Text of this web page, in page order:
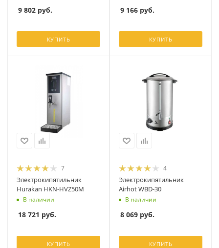
9 802 руб.
КУПИТЬ
9 166 руб.
КУПИТЬ
7
Электрокипятильник
Hurakan HKN-HVZ50M
В наличии
18 721 руб.
КУПИТЬ
4
Электрокипятильник
Airhot WBD-30
В наличии
8 069 руб.
КУПИТЬ